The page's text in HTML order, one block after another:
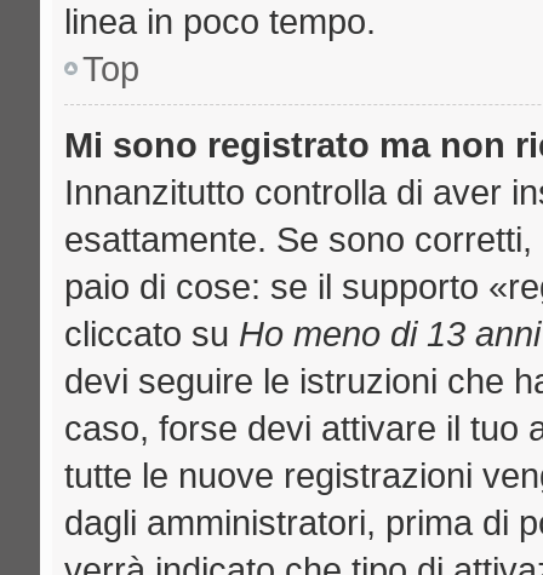
linea in poco tempo.
Top
Mi sono registrato ma non
Innanzitutto controlla di aver
esattamente. Se sono
paio di cose: se il supporto
cliccato su Ho meno di 13 anni
devi seguire le istruzioni che
caso, forse devi attivare il tuo
tutte le nuove registrazioni
dagli amministratori, prima di